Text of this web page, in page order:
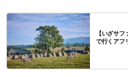
【いざサ
で行くアフ